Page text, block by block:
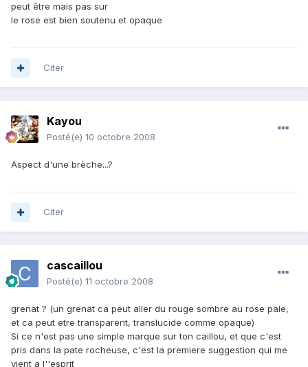
peut être mais pas sur
le rose est bien soutenu et opaque
Citer
Kayou
Posté(e) 10 octobre 2008
Aspect d'une brèche...?
Citer
cascaillou
Posté(e) 11 octobre 2008
grenat ? (un grenat ca peut aller du rouge sombre au rose pale,
et ca peut etre transparent, translucide comme opaque)
Si ce n'est pas une simple marque sur ton caillou, et que c'est
pris dans la pate rocheuse, c'est la premiere suggestion qui me
vient a l''esprit